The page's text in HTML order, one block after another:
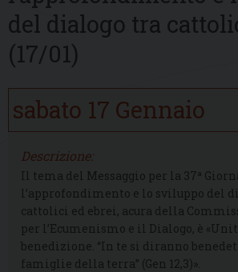
del dialogo tra
(17/01)
sabato 17 Gennaio
Descrizione:
Il tema del Messaggio per la 37ª
l’approfondimento e lo sviluppo del
cattolici ed ebrei, acura della
per l’Ecumenismo e il Dialogo, è
benedizione. “In te si diranno
famiglie della terra” (Gen 12,3)».